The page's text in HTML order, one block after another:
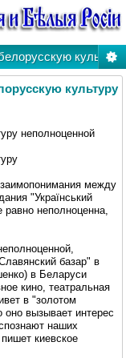
культуру
неполноценной
между
"Український
неполноценна,
базар" в
в Беларуси
кино, театральная
в "золотом
вызывает интерес
наших
киевское